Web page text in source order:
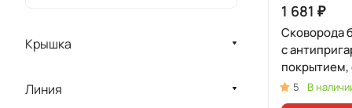
1 681 ₽
Сковорода
с
покрытием,
ручкой
5 В
Крышка
Линия